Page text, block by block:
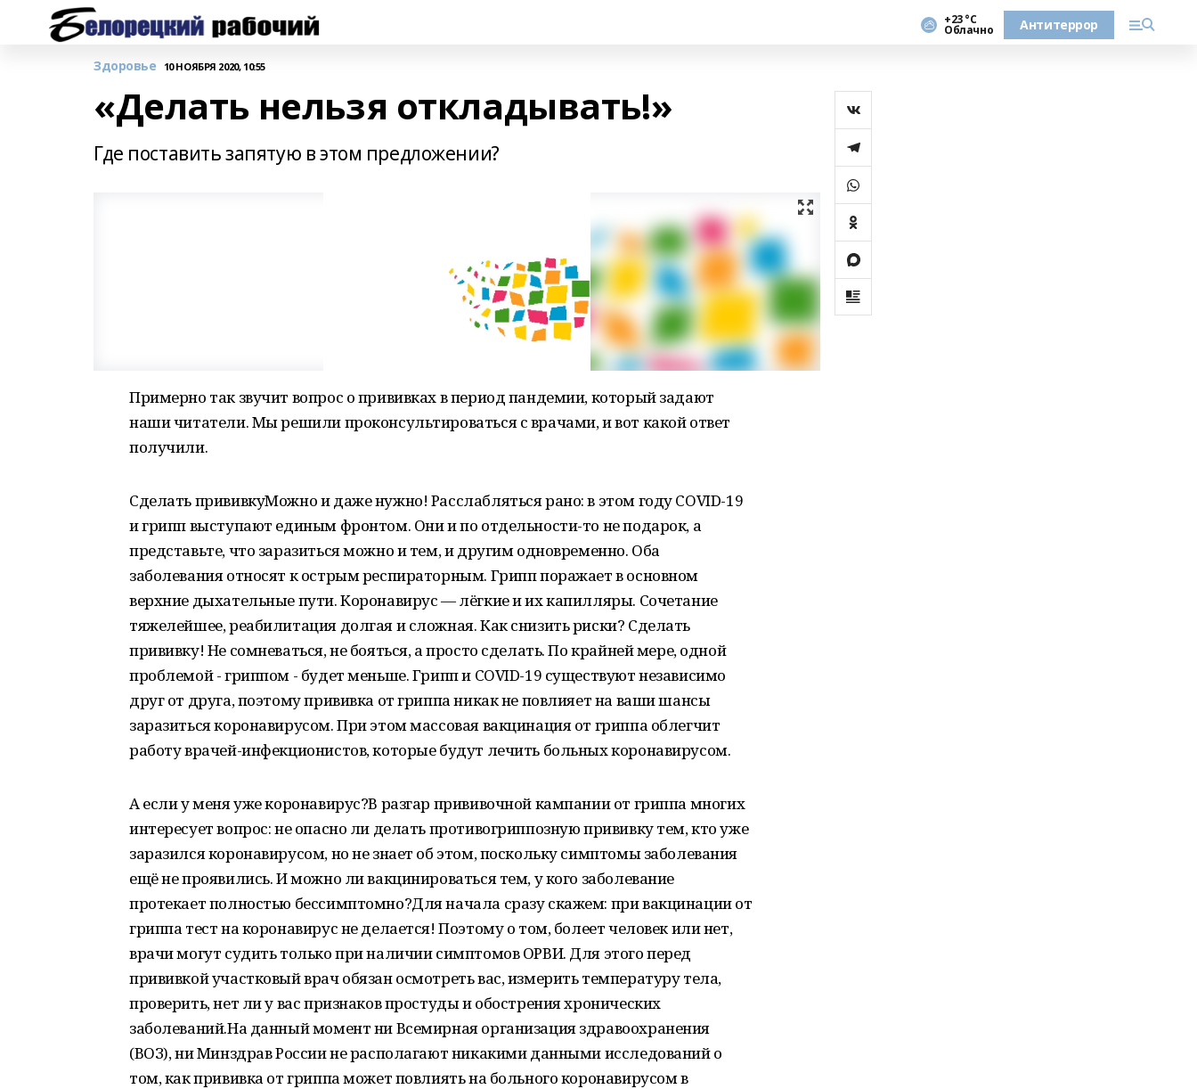
+23 °С
Облачно Антитеррор
Здоровье 10 НОЯБРЯ 2020, 10:55
«Делать нельзя откладывать!»
Где поставить запятую в этом предложении?
Примерно так звучит вопрос о прививках в период пандемии, который задают
наши читатели. Мы решили проконсультироваться с врачами, и вот какой ответ
получили.
Сделать прививкуМожно и даже нужно! Расслабляться рано: в этом году COVID-19
и грипп выступают единым фронтом. Они и по отдельности-то не подарок, а
представьте, что заразиться можно и тем, и другим одновременно. Оба
заболевания относят к острым респираторным. Грипп поражает в основном
верхние дыхательные пути. Коронавирус — лёгкие и их капилляры. Сочетание
тяжелейшее, реабилитация долгая и сложная. Как снизить риски? Сделать
прививку! Не сомневаться, не бояться, а просто сделать. По крайней мере, одной
проблемой - гриппом - будет меньше. Грипп и COVID-19 существуют независимо
друг от друга, поэтому прививка от гриппа никак не повлияет на ваши шансы
заразиться коронавирусом. При этом массовая вакцинация от гриппа облегчит
работу врачей-инфекционистов, которые будут лечить больных коронавирусом.
А если у меня уже коронавирус?В разгар прививочной кампании от гриппа многих
интересует вопрос: не опасно ли делать противогриппозную прививку тем, кто уже
заразился коронавирусом, но не знает об этом, поскольку симптомы заболевания
ещё не проявились. И можно ли вакцинироваться тем, у кого заболевание
протекает полностью бессимптомно?Для начала сразу скажем: при вакцинации от
гриппа тест на коронавирус не делается! Поэтому о том, болеет человек или нет,
врачи могут судить только при наличии симптомов ОРВИ. Для этого перед
прививкой участковый врач обязан осмотреть вас, измерить температуру тела,
проверить, нет ли у вас признаков простуды и обострения хронических
заболеваний.На данный момент ни Всемирная организация здравоохранения
(ВОЗ), ни Минздрав России не располагают никакими данными исследований о
том, как прививка от гриппа может повлиять на больного коронавирусом в